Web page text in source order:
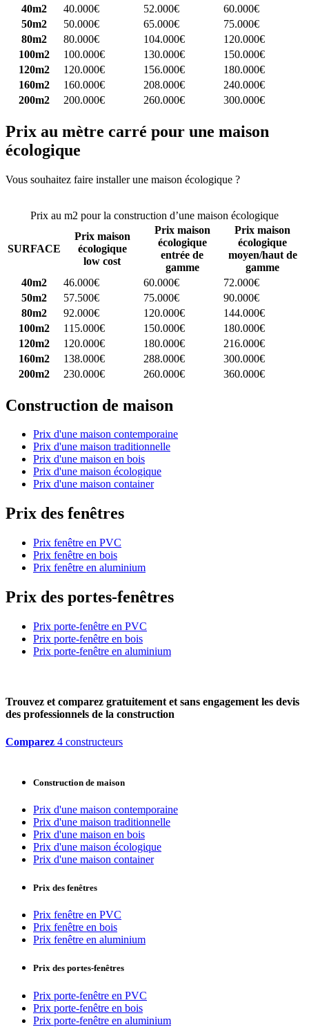
40m2
40.000€ 52.000€
60.000€
50m2
50.000€ 65.000€
75.000€
80m2
80.000€ 104.000€
120.000€
100m2
100.000€ 130.000€
150.000€
120m2
120.000€ 156.000€
180.000€
160m2
160.000€ 208.000€
240.000€
200m2
200.000€ 260.000€ 300.000€
Prix au mètre carré pour une maison
écologique
Vous souhaitez faire installer une maison écologique ?
Prix au m2 pour la construction d’une maison écologique
SURFACE
Prix maison
écologique
low cost
Prix maison
écologique
entrée de
gamme
Prix maison
écologique
moyen/haut de
gamme
40m2
46.000€ 60.000€
72.000€
50m2
57.500€ 75.000€
90.000€
80m2
92.000€ 120.000€
144.000€
100m2
115.000€ 150.000€
180.000€
120m2
120.000€ 180.000€
216.000€
160m2
138.000€ 288.000€
300.000€
200m2
230.000€ 260.000€ 360.000€
Construction de maison
Prix d'une maison contemporaine
Prix d'une maison traditionnelle
Prix d'une maison en bois
Prix d'une maison écologique
Prix d'une maison container
Prix des fenêtres
Prix fenêtre en PVC
Prix fenêtre en bois
Prix fenêtre en aluminium
Prix des portes-fenêtres
Prix porte-fenêtre en PVC
Prix porte-fenêtre en bois
Prix porte-fenêtre en aluminium
Trouvez et comparez gratuitement et sans engagement les devis
des professionnels de la construction
Comparez 4 constructeurs
Construction de maison
Prix d'une maison contemporaine
Prix d'une maison traditionnelle
Prix d'une maison en bois
Prix d'une maison écologique
Prix d'une maison container
Prix des fenêtres
Prix fenêtre en PVC
Prix fenêtre en bois
Prix fenêtre en aluminium
Prix des portes-fenêtres
Prix porte-fenêtre en PVC
Prix porte-fenêtre en bois
Prix porte-fenêtre en aluminium